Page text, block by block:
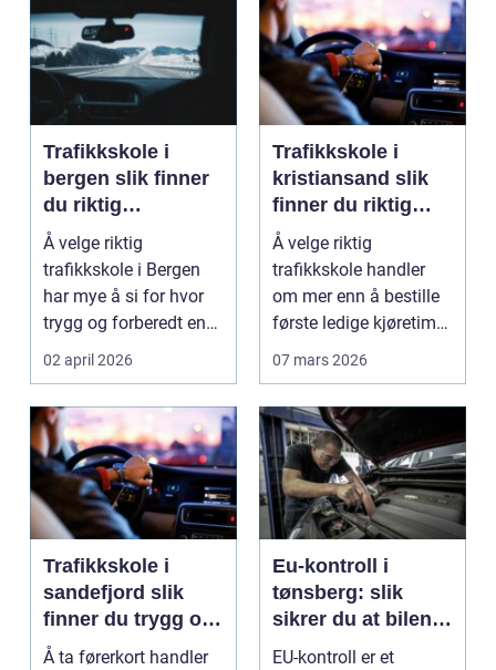
Trafikkskole i
bergen slik finner
du riktig
opplæring til
førerkortet
Å velge riktig
trafikkskole i Bergen
har mye å si for hvor
trygg og forberedt en
elev føler seg når ...
02 april 2026
Trafikkskole i
kristiansand slik
finner du riktig
opplæring
Å velge riktig
trafikkskole handler
om mer enn å bestille
første ledige kjøretime.
For mange er føre...
07 mars 2026
Trafikkskole i
sandefjord slik
finner du trygg og
effektiv opplæring
Å ta førerkort handler
Eu-kontroll i
tønsberg: slik
sikrer du at bilen
går gjennom
EU-kontroll er et